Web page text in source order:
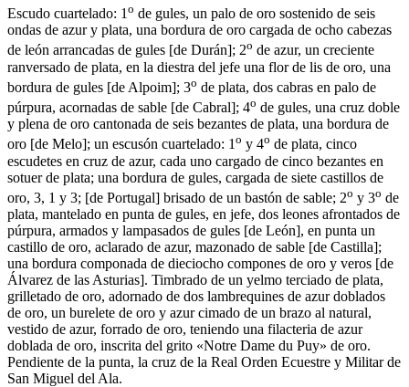
Escudo cuartelado: 1 o de gules, un palo de oro sostenido de seis
ondas de azur y plata, una bordura de oro cargada de ocho cabezas
de león arrancadas de gules [de Durán]; 2o de azur, un creciente
ranversado de plata, en la diestra del jefe una flor de lis de oro, una
bordura de gules [de Alpoim]; 3o de plata, dos cabras en palo de
púrpura, acornadas de sable [de Cabral]; 4o de gules, una cruz doble
y plena de oro cantonada de seis bezantes de plata, una bordura de
oro [de Melo]; un escusón cuartelado: 1o y 4o de plata, cinco
escudetes en cruz de azur, cada uno cargado de cinco bezantes en
sotuer de plata; una bordura de gules, cargada de siete castillos de
oro, 3, 1 y 3; [de Portugal] brisado de un bastón de sable; 2o y 3o de
plata, mantelado en punta de gules, en jefe, dos leones afrontados de
púrpura, armados y lampasados de gules [de León], en punta un
castillo de oro, aclarado de azur, mazonado de sable [de Castilla];
una bordura componada de dieciocho compones de oro y veros [de
Álvarez de las Asturias]. Timbrado de un yelmo terciado de plata,
grilletado de oro, adornado de dos lambrequines de azur doblados
de oro, un burelete de oro y azur cimado de un brazo al natural,
vestido de azur, forrado de oro, teniendo una filacteria de azur
doblada de oro, inscrita del grito «Notre Dame du Puy» de oro.
Pendiente de la punta, la cruz de la Real Orden Ecuestre y Militar de
San Miguel del Ala.